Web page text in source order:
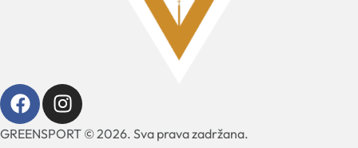
GREENSPORT © 2026. Sva prava zadržana.